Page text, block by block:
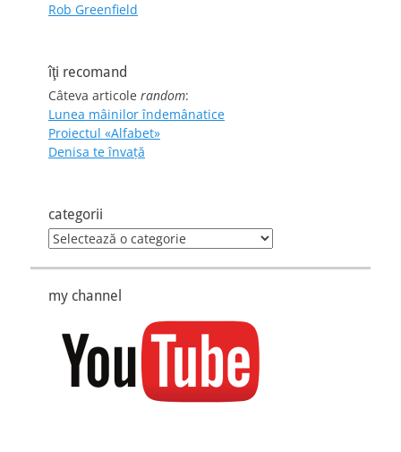
Rob Greenfield
îţi recomand
Câteva articole random:
Lunea mâinilor îndemânatice
Proiectul «Alfabet»
Denisa te învaţă
categorii
categorii
my channel